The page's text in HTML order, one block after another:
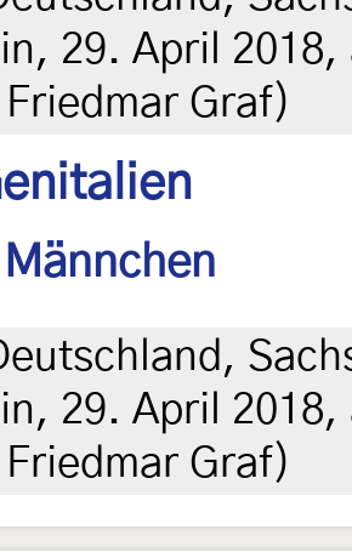
29. April
Graf)
29. April
Graf)